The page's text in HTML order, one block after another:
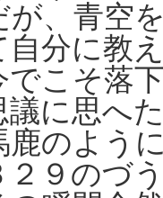
が、青空
自分に教
でこそ落
議に思へ
鹿のよう
２９のづ